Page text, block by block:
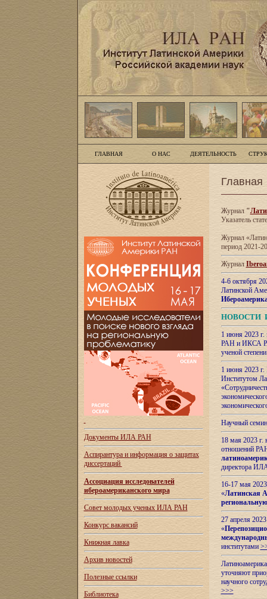
ГЛАВНАЯ О НАС ДЕЯТЕЛЬНОСТЬ
Документы ИЛА РАН
Аспирантура и информация о защитах
диссертаций
Ассоциация исследователей
ибероамериканского мира
Совет молодых ученых ИЛА РАН
Конкурс вакансий
Книжная лавка
Архив новостей
Полезные ссылки
Библиотека
Главная
Журнал"
Указатель
Журнал
период 2021-
Журнал
4-6 октября
Латинской
НОВОСТИ
1 июня 2023
РАН и ИКСА
ученой
1 июня 2023
Институтом
Научный
18 мая 2023
отношений
директора
16-17 мая
«Латинская
27 апреля
«
институтами
уточняют
научного
>>>